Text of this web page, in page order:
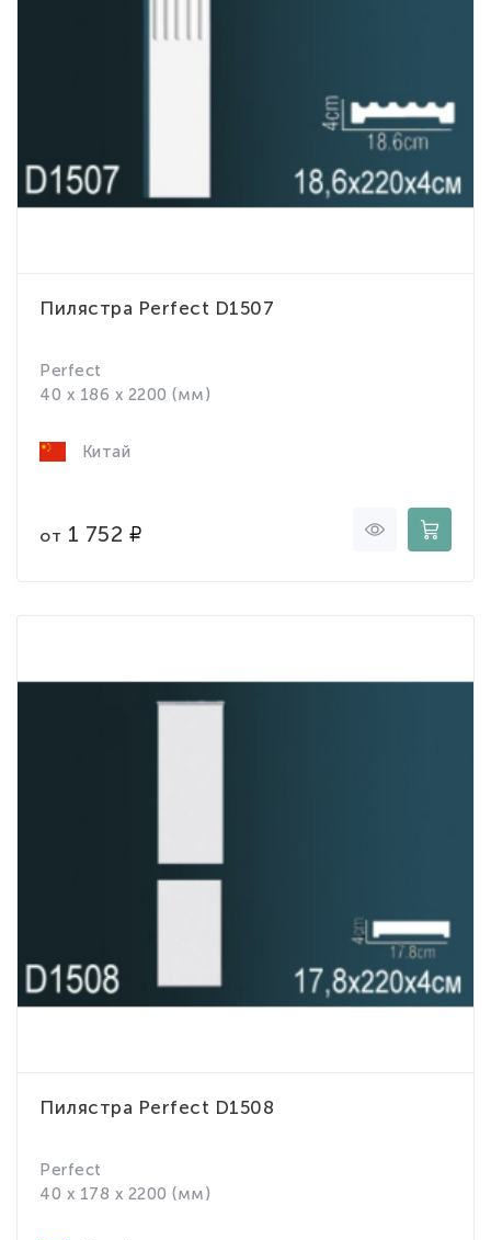
Пилястра Perfect D1507
Perfect
40 x 186 x 2200 (мм)
Китай
от 1 752
Пилястра Perfect D1508
Perfect
40 x 178 x 2200 (мм)